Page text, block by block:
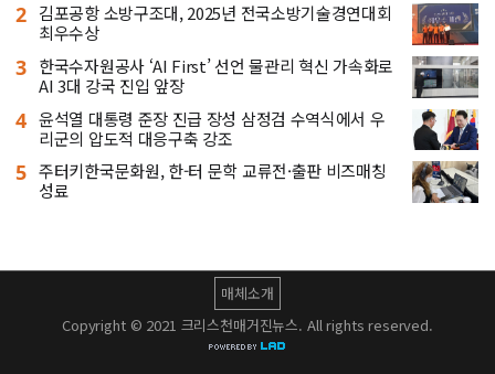
2 김포공항 소방구조대, 2025년 전국소방기술경연대회
최우수상
3 한국수자원공사 ‘AI First’ 선언 물관리 혁신 가속화로
AI 3대 강국 진입 앞장
4 윤석열 대통령 준장 진급 장성 삼정검 수역식에서 우
리군의 압도적 대응구축 강조
5 주터키한국문화원, 한-터 문학 교류전·출판 비즈매칭
성료
매체소개
Copyright © 2021 크리스천매거진뉴스. All rights reserved.